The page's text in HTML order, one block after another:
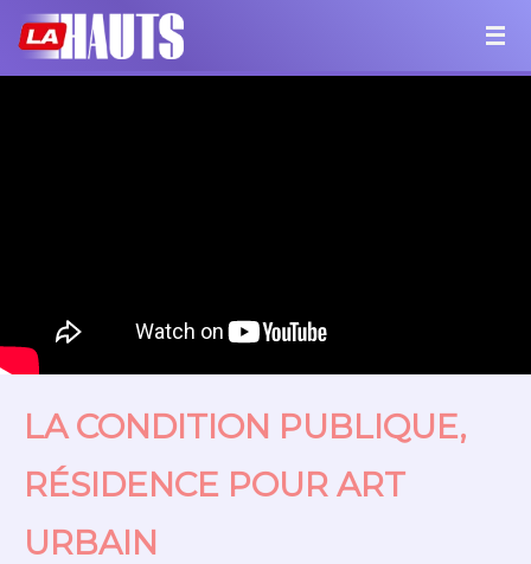
LA CONDITION PUBLIQUE,
RÉSIDENCE POUR ART
URBAIN